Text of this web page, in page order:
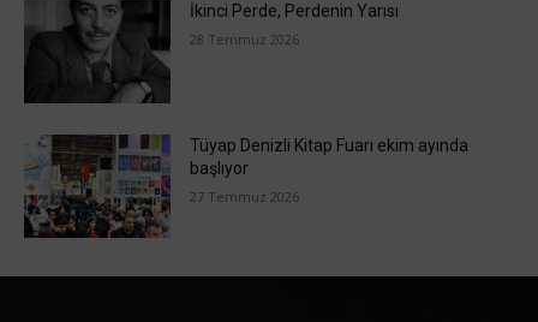
İkinci Perde, Perdenin Yarısı
28 Temmuz 2026
Tüyap Denizli Kitap Fuarı ekim ayında
başlıyor
27 Temmuz 2026